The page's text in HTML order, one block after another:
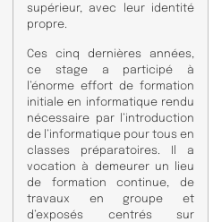
supérieur, avec leur identité
propre.
Ces cinq dernières années,
ce stage a participé à
l’énorme effort de formation
initiale en informatique rendu
nécessaire par l’introduction
de l’informatique pour tous en
classes préparatoires. Il a
vocation à demeurer un lieu
de formation continue, de
travaux en groupe et
d’exposés centrés sur